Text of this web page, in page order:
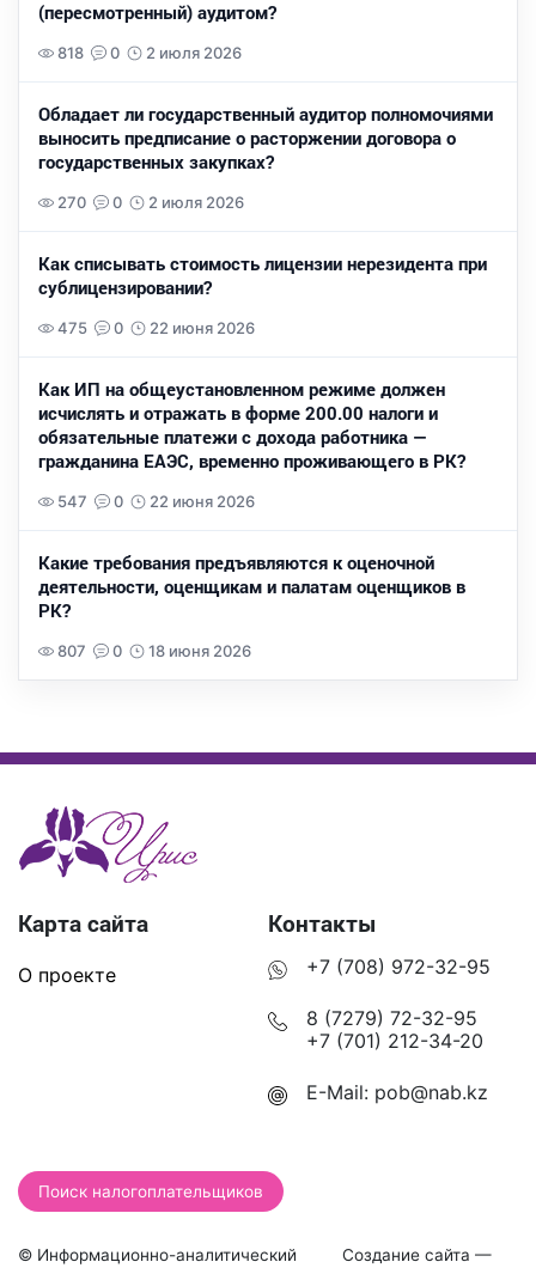
(пересмотренный) аудитом?
818 0 2 июля 2026
Обладает ли государственный аудитор полномочиями
выносить предписание о расторжении договора о
государственных закупках?
270 0 2 июля 2026
Как списывать стоимость лицензии нерезидента при
сублицензировании?
475 0 22 июня 2026
Как ИП на общеустановленном режиме должен
исчислять и отражать в форме 200.00 налоги и
обязательные платежи с дохода работника —
гражданина ЕАЭС, временно проживающего в РК?
547 0 22 июня 2026
Какие требования предъявляются к оценочной
деятельности, оценщикам и палатам оценщиков в
РК?
807 0 18 июня 2026
Карта сайта
О проекте
Контакты
+7 (708) 972-32-95
8 (7279) 72-32-95
+7 (701) 212-34-20
E-Mail: pob@nab.kz
Поиск налогоплательщиков
© Информационно-аналитический
Создание сайта —